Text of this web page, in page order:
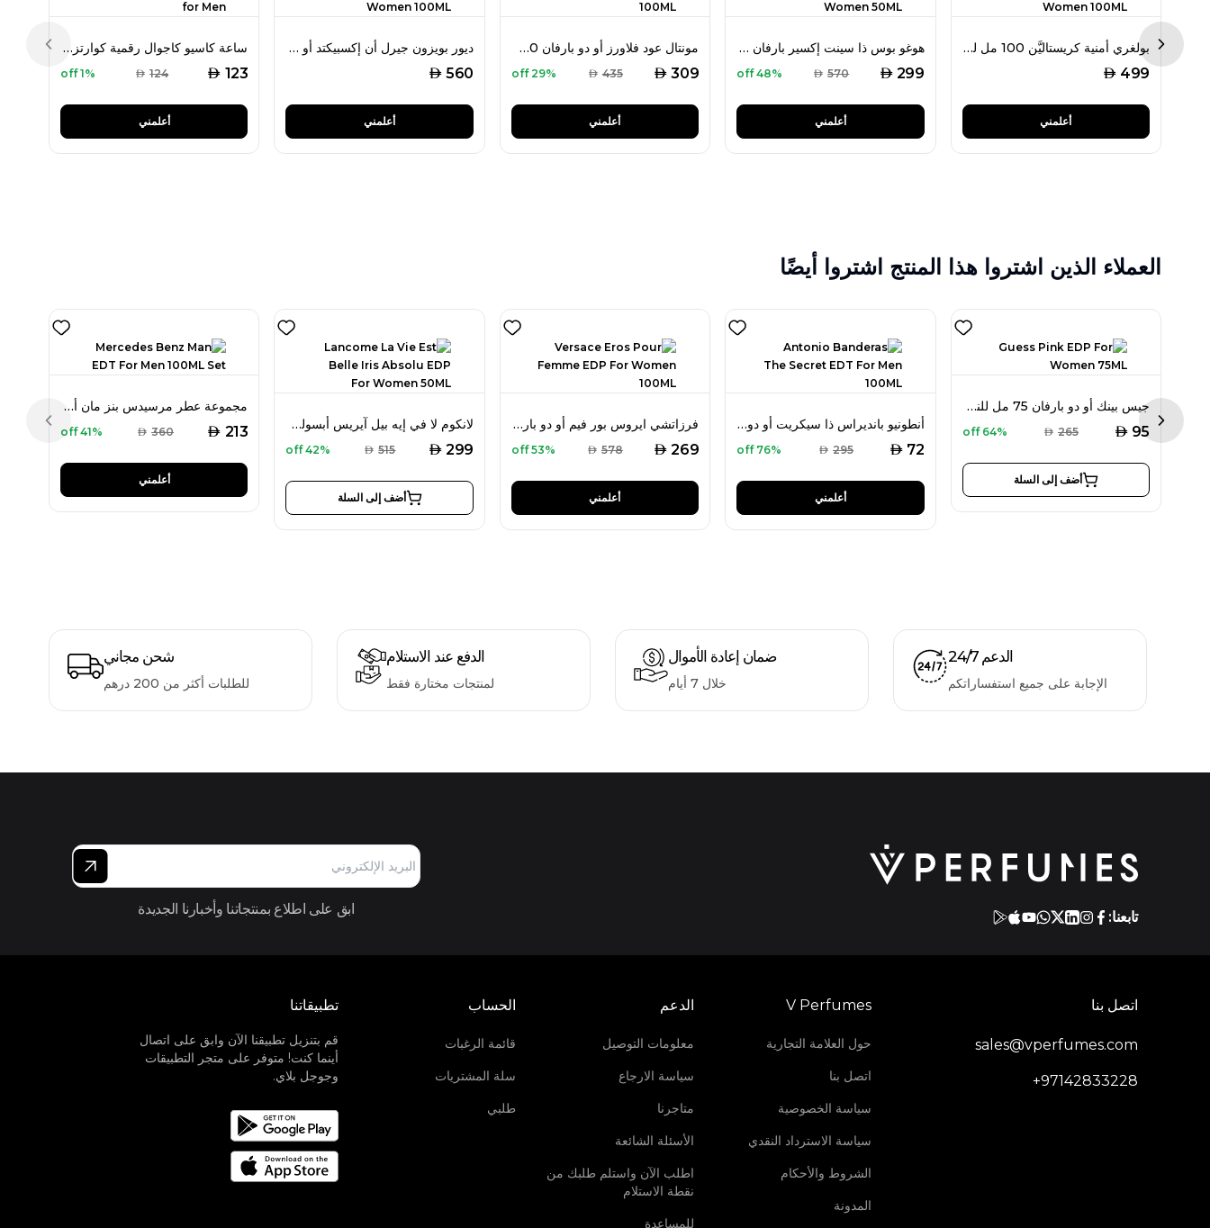
ساعة كاسيو كاجوال رقمية كوارتز رجالية موديل: غير محدد
AED 123
AED 124
1% off
أعلمني
ديور بويزون جيرل أن إكسبيكتد أو دو تواليت 100 مل للنساء
AED 560
أعلمني
مونتال عود فلاورز أو دو بارفان 100 مل للرجال
AED 309
AED 435
29% off
أعلمني
هوغو بوس ذا سينت إكسير بارفان إنتنس 50 مل للنساء
AED 299
AED 570
48% off
أعلمني
بولغري أمنية كريستاليَّن 100 مل للنساء
AED 499
أعلمني
Previous slide Next
العملاء الذين اشتروا هذا المنتج اشتروا أيضًا
مجموعة عطر مرسيدس بنز مان أو دو تواليت 100 مل للرجال
AED 213
AED 360
41% off
أعلمني
لانكوم لا في إيه بيل آيريس أبسولو أو دو بارفان 50 مل للنساء
AED 299
AED 515
42% off
أضف إلى السلة
فرزاتشي ايروس بور فيم أو دو بارفان 100 مل للنساء
AED 269
AED 578
53% off
أعلمني
أنطونيو بانديراس ذا سيكريت أو دو تواليت 100 مل للرجال
AED 72
AED 295
76% off
أعلمني
جيس بينك أو دو بارفان 75 مل للنساء
AED 95
AED 265
64% off
أضف إلى السلة
Previous slide Next
شحن مجاني
للطلبات أكثر من 200 درهم
الدفع عند الاستلام
لمنتجات مختارة فقط
ضمان إعادة الأموال
خلال 7 أيام
الدعم 24/7
الإجابة على جميع استفساراتكم
تابعنا: ابق على اطلاع بمنتجاتنا وأخبارنا الجديدة
اتصل بنا
sales@vperfumes.com
+97142833228
V Perfumes
حول العلامة التجارية
اتصل بنا
سياسة الخصوصية
سياسة الاسترداد النقدي
الشروط والأحكام
المدونة
الدعم
معلومات التوصيل
سياسة الارجاع
متاجرنا
الأسئلة الشائعة
اطلب الآن واستلم طلبك من
نقطة الاستلام
للمساعدة
الحساب
قائمة الرغبات
سلة المشتريات
طلبي
تطبيقاتنا
قم بتنزيل تطبيقنا الآن وابق على اتصال
أينما كنت! متوفر على متجر التطبيقات
وجوجل بلاي.